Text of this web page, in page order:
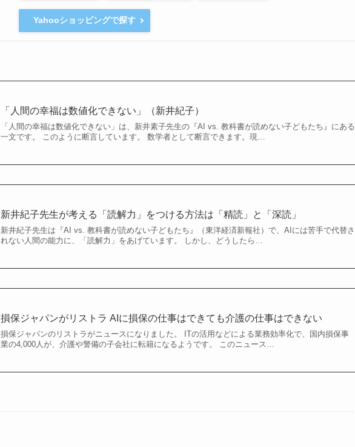
Yahooショッピングで探す
「人間の幸福は数値化できない」（新井紀子）
「人間の幸福は数値化できない」は、新井素子先生の『AI vs. 教科書が読めない子どもたち』にある
一文です。 このように断言しています。 数学者として断言できます。現…
新井紀子先生が考える「読解力」をつける方法は「精読」と「深読」
新井紀子先生は『AI vs. 教科書が読めない子どもたち』（東洋経済新報社）で、AIには苦手で代替さ
れない人間の能力に、「読解力」をあげています。 しかし、どうしたら…
損保ジャパンがリストラ AIに損保の仕事はできても介護の仕事はできない
損保ジャパンのリストラがニュースになりました。 ITの活用などによる業務効率化で、国内損保事
業の4,000人が、介護や警備の子会社に転籍になるようです。 このニュース…